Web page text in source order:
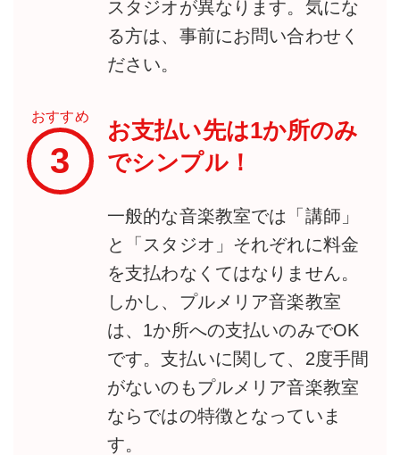
スタジオが異なります。気にな
る方は、事前にお問い合わせく
ださい。
おすすめ
3
お支払い先は1か所のみ
でシンプル！
一般的な音楽教室では「講師」
と「スタジオ」それぞれに料金
を支払わなくてはなりません。
しかし、プルメリア音楽教室
は、1か所への支払いのみでOK
です。支払いに関して、2度手間
がないのもプルメリア音楽教室
ならではの特徴となっていま
す。